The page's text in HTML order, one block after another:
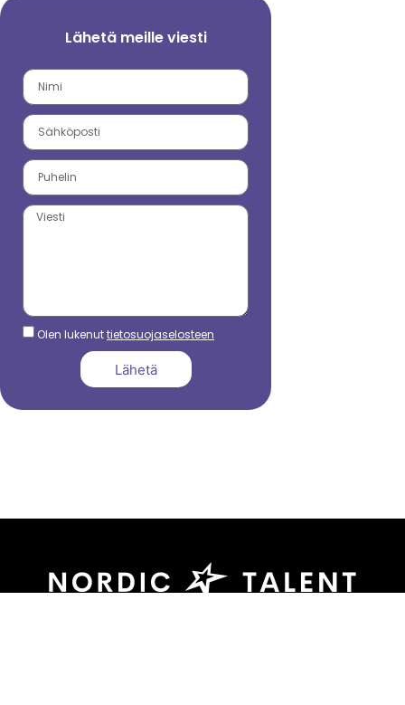
Lähetä meille viesti
Olen lukenuttietosuojaselosteen
Lähetä